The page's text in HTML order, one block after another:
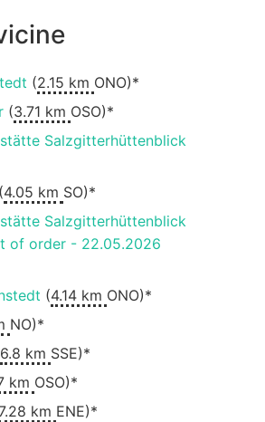
(2.15 km ONO)*
(3.71 km OSO)*
Salzgitterhüttenblick
4.05 km SO)*
Salzgitterhüttenblick
of order - 22.05.2026
(4.14 km ONO)*
NO)*
6.8 km SSE)*
km OSO)*
km ENE)*